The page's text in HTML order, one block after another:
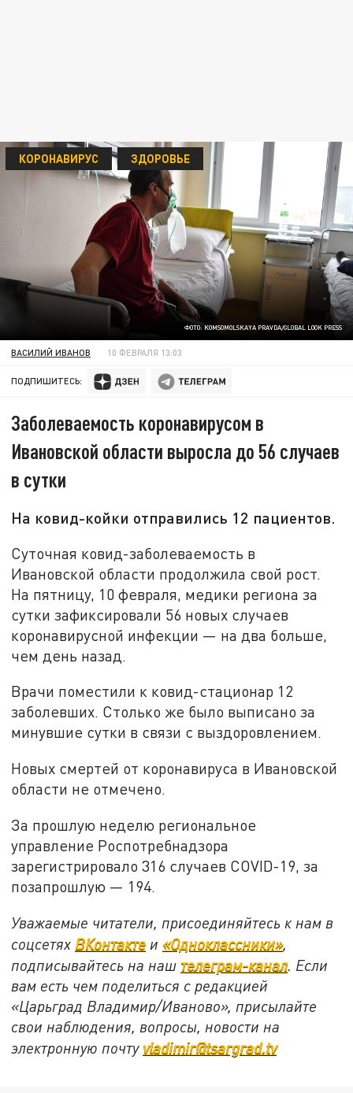
ФОТО: KOMSOMOLSKAYA PRAVDA/GLOBAL LOOK PRESS
КОРОНАВИРУС ЗДОРОВЬЕ
ВАСИЛИЙ ИВАНОВ 10 ФЕВРАЛЯ 13:03
ПОДПИШИТЕСЬ:
Заболеваемость коронавирусом в
Ивановской области выросла до 56 случаев
в сутки
На ковид-койки отправились 12 пациентов.
Суточная ковид-заболеваемость в
Ивановской области продолжила свой рост.
На пятницу, 10 февраля, медики региона за
сутки зафиксировали 56 новых случаев
коронавирусной инфекции — на два больше,
чем день назад.
Врачи поместили к ковид-стационар 12
заболевших. Столько же было выписано за
минувшие сутки в связи с выздоровлением.
Новых смертей от коронавируса в Ивановской
области не отмечено.
За прошлую неделю региональное
управление Роспотребнадзора
зарегистрировало 316 случаев COVID-19, за
позапрошлую — 194.
Уважаемые читатели, присоединяйтесь к нам в
соцсетях ВКонтакте и«Одноклассники»,
подписывайтесь на наш телеграм-канал. Если
вам есть чем поделиться с редакцией
«Царьград Владимир/Иваново», присылайте
свои наблюдения, вопросы, новости на
электронную почту vladimir@tsargrad.tv